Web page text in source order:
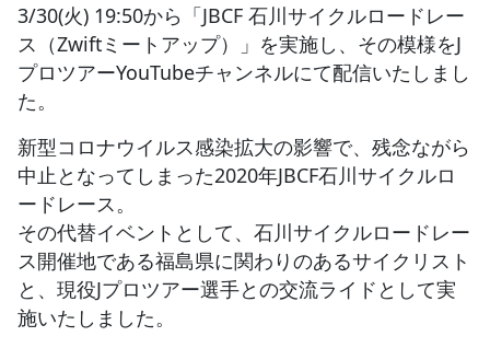
エントリー
JBCF ROAD SERIESとは
3/30(火) 19:50から「JBCF 石川サイクルロードレー
ス（Zwiftミートアップ）」を実施し、その模様をJ
プロツアーYouTubeチャンネルにて配信いたしまし
た。
新型コロナウイルス感染拡大の影響で、残念ながら
中止となってしまった2020年JBCF石川サイクルロ
ードレース。
その代替イベントとして、石川サイクルロードレー
ス開催地である福島県に関わりのあるサイクリスト
と、現役Jプロツアー選手との交流ライドとして実
施いたしました。